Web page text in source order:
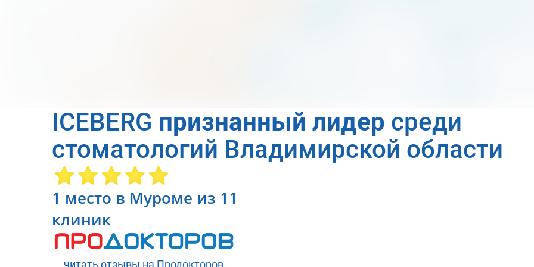
ICEBERG признанный лидер среди
стоматологий Владимирской области
1 место в Муроме из 11
клиник
читать отзывы на Продокторов